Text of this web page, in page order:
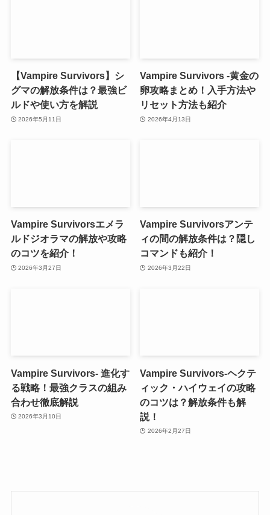
【Vampire Survivors】シ
グマの解放条件は？最強ビ
ルドや使い方を解説
2026年5月11日
Vampire Survivors -黄金の
卵攻略まとめ！入手方法や
リセット方法も紹介
2026年4月13日
Vampire Survivorsエメラ
ルドジオラマの解放や攻略
のコツを紹介！
2026年3月27日
Vampire Survivorsアンテ
ィの間の解放条件は？隠し
コマンドも紹介！
2026年3月22日
Vampire Survivors- 進化す
る戦略！最強クラスの組み
合わせ徹底解説
2026年3月10日
Vampire Survivors-ヘクテ
ィック・ハイウェイの攻略
のコツは？解放条件も解
説！
2026年2月27日